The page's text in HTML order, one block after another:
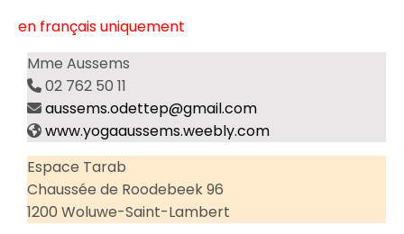
en français uniquement
Mme Aussems
02 762 50 11
aussems.odettep@gmail.com
www.yogaaussems.weebly.com
Espace Tarab
Chaussée de Roodebeek 96
1200 Woluwe-Saint-Lambert